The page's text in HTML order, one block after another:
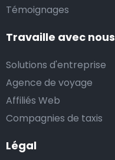
Témoignages
Travaille avec nous
Solutions d'entreprise
Agence de voyage
Affiliés Web
Compagnies de taxis
Légal